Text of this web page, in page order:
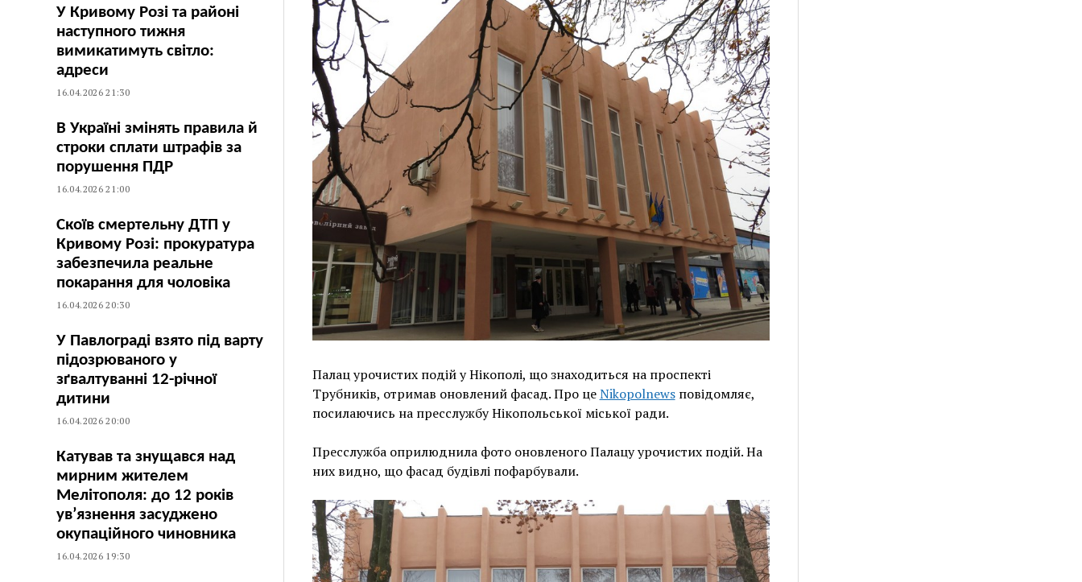
У Кривому Розі та районі
наступного тижня
вимикатимуть світло:
адреси
16.04.2026 21:30
В Україні змінять правила й
строки сплати штрафів за
порушення ПДР
16.04.2026 21:00
Скоїв смертельну ДТП у
Кривому Розі: прокуратура
забезпечила реальне
покарання для чоловіка
16.04.2026 20:30
У Павлограді взято під варту
підозрюваного у
зґвалтуванні 12-річної
дитини
16.04.2026 20:00
Катував та знущався над
мирним жителем
Мелітополя: до 12 років
ув’язнення засуджено
окупаційного чиновника
16.04.2026 19:30
Палац урочистих подій у Нікополі, що знаходиться на проспекті
Трубників, отримав оновлений фасад. Про цеNikopolnewsповідомляє,
посилаючись на пресслужбу Нікопольської міської ради.
Пресслужба оприлюднила фото оновленого Палацу урочистих подій. На
них видно, що фасад будівлі пофарбували.